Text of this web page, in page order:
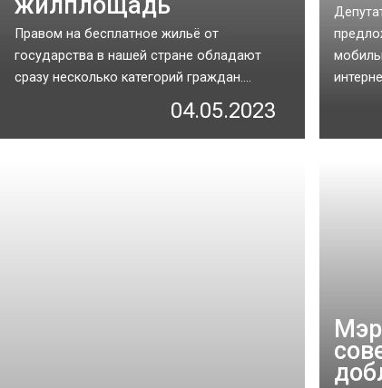
Правом на бесплатное жильё от
государства в нашей стране обладают
сразу несколько категорий граждан....
04.05.2023